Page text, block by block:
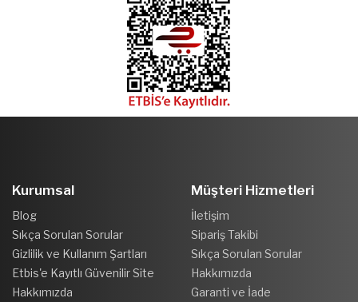
Kurumsal
Blog
Sıkça Sorulan Sorular
Gizlilik ve Kullanım Şartları
Etbis'e Kayıtlı Güvenilir Site
Hakkımızda
Müşteri Hizmetleri
İletişim
Sipariş Takibi
Sıkça Sorulan Sorular
Hakkımızda
Garanti ve İade